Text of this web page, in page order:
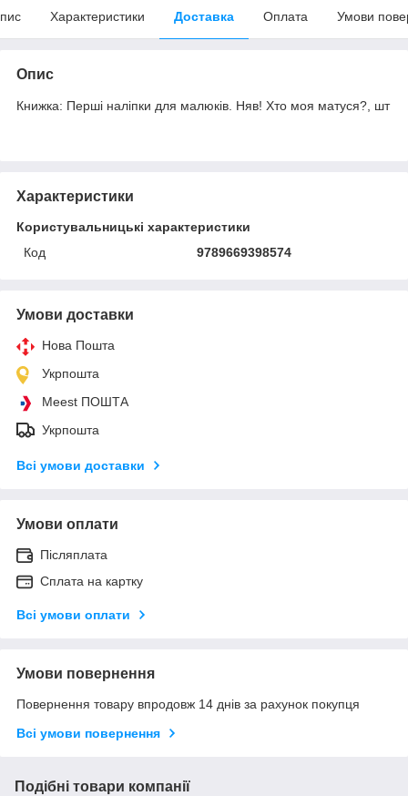
Характеристики Доставка Оплата Умови
Опис
Книжка: Перші наліпки для малюків. Няв! Хто моя матуся?, шт
Характеристики
Користувальницькі характеристики
Код
9789669398574
Умови доставки
Нова Пошта
Укрпошта
Meest ПОШТА
Укрпошта
Всі умови доставки
Умови оплати
Післяплата
Сплата на картку
Всі умови оплати
Умови повернення
Повернення товару впродовж 14 днів за рахунок покупця
Всі умови повернення
Подібні товари компанії